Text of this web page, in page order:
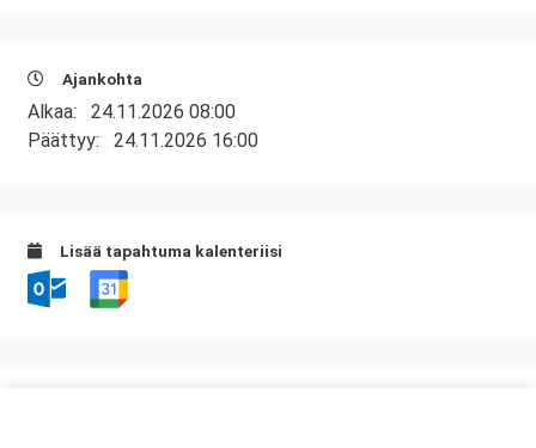
Ajankohta
Alkaa: 24.11.2026 08:00
Päättyy: 24.11.2026 16:00
Lisää tapahtuma kalenteriisi